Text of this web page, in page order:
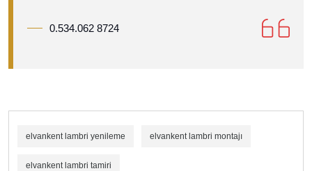
0.534.062 8724
elvankent lambri yenileme elvankent lambri montajı
elvankent lambri tamiri